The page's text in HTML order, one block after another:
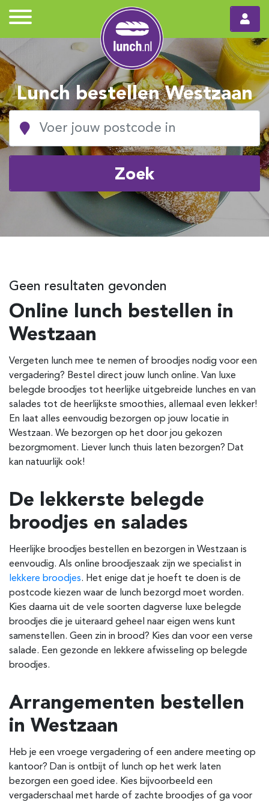
Lunch bestellen Westzaan
Zoek
Geen resultaten gevonden
Online lunch bestellen in
Westzaan
Vergeten lunch mee te nemen of broodjes nodig voor een
vergadering? Bestel direct jouw lunch online. Van luxe
belegde broodjes tot heerlijke uitgebreide lunches en van
salades tot de heerlijkste smoothies, allemaal even lekker!
En laat alles eenvoudig bezorgen op jouw locatie in
Westzaan. We bezorgen op het door jou gekozen
bezorgmoment. Liever lunch thuis laten bezorgen? Dat
kan natuurlijk ook!
De lekkerste belegde
broodjes en salades
Heerlijke broodjes bestellen en bezorgen in Westzaan is
eenvoudig. Als online broodjeszaak zijn we specialist in
lekkere broodjes. Het enige dat je hoeft te doen is de
postcode kiezen waar de lunch bezorgd moet worden.
Kies daarna uit de vele soorten dagverse luxe belegde
broodjes die je uiteraard geheel naar eigen wens kunt
samenstellen. Geen zin in brood? Kies dan voor een verse
salade. Een gezonde en lekkere afwisseling op belegde
broodjes.
Arrangementen bestellen
in Westzaan
Heb je een vroege vergadering of een andere meeting op
kantoor? Dan is ontbijt of lunch op het werk laten
bezorgen een goed idee. Kies bijvoorbeeld een
vergaderschaal met harde of zachte broodjes of ga voor